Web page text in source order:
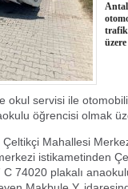
trafik
okul servisi ile
öğrencisi olmak
Mahallesi
istikametinden
74020 plakalı